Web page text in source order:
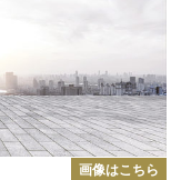
画像はこちら